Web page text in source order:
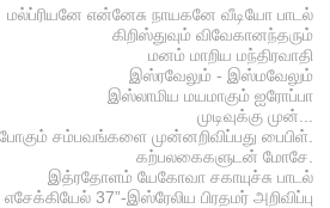
மல்ப்ரியனே என்னேசு நாயகனே வீடியோ பாடல்
கிறிஸ்துவும் விவேகானந்தரும்
மனம் மாறிய மந்திரவாதி
இஸ்ரவேலும் - இஸ்மவேலும்
இஸ்லாமிய மயமாகும் ஐரோப்பா
முடிவுக்கு முன்...
சம்பவங்களை முன்னறிவிப்பது பைபிள்.
கற்பலகைகளுடன் மோசே.
இத்ரதோளம் யேகோவா சகாயுச்சு பாடல்
37”-இஸ்ரேலிய பிரதமர் அறிவிப்பு